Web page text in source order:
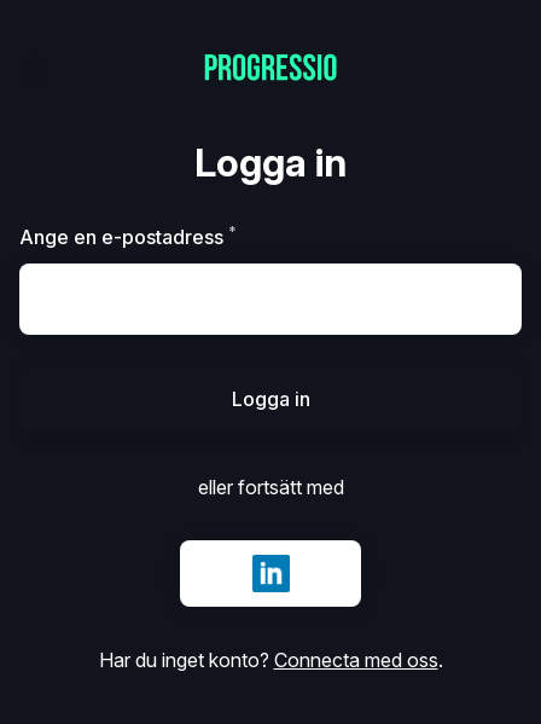
Logga in
Ange en e-postadress *
Logga in
eller fortsätt med
Logga in med LinkedIn
Har du inget konto? Connecta med oss.